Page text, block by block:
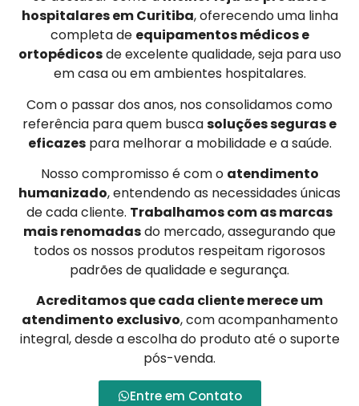
hospitalares em Curitiba, oferecendo uma linha
completa de equipamentos médicos e
ortopédicosde excelente qualidade, seja para uso
em casa ou em ambientes hospitalares.
Com o passar dos anos, nos consolidamos como
referência para quem buscasoluções seguras e
eficazespara melhorar a mobilidade e a saúde.
Nosso compromisso é com o atendimento
humanizado, entendendo as necessidades únicas
de cada cliente. Trabalhamos com as marcas
mais renomadasdo mercado, assegurando que
todos os nossos produtos respeitam rigorosos
padrões de qualidade e segurança.
Acreditamos que cada cliente merece um
atendimento exclusivo, com acompanhamento
integral, desde a escolha do produto até o suporte
pós-venda.
Entre em Contato